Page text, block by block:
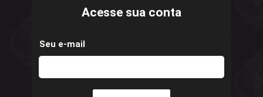
Acesse sua conta
Seu e-mail